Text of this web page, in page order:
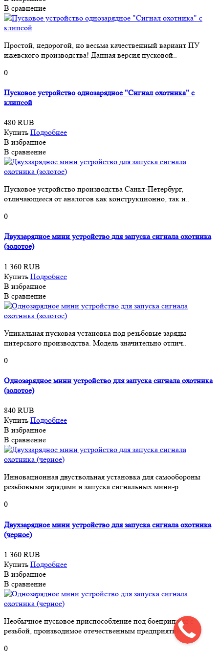
В сравнение
Простой, недорогой, но весьма качественный вариант ПУ
ижевского производства! Данная версия пусковой..
0
Пусковое устройство однозарядное "Сигнал охотника" с
клипсой
480 RUB
Купить Подробнее
В избранное
В сравнение
Пусковое устройство производства Санкт-Петербург,
отличающееся от аналогов как конструкционно, так и..
0
Двухзарядное мини устройство для запуска сигнала охотника
(золотое)
1 360 RUB
Купить Подробнее
В избранное
В сравнение
Уникальная пусковая установка под резьбовые заряды
питерского производства. Модель значительно отлич..
0
Однозарядное мини устройство для запуска сигнала охотника
(золотое)
840 RUB
Купить Подробнее
В избранное
В сравнение
Инновационная двуствольная установка для самообороны
резьбовыми зарядами и запуска сигнальных мини-р..
0
Двухзарядное мини устройство для запуска сигнала охотника
(черное)
1 360 RUB
Купить Подробнее
В избранное
В сравнение
Необычное пусковое приспособление под боеприпасы с
резьбой, производимое отечественным предприятием,..
0